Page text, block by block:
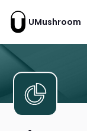
UMushroom